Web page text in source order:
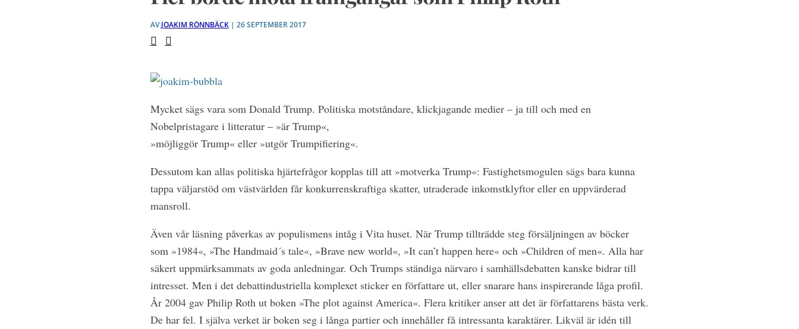
AVJOAKIM RÖNNBÄCK| 26 SEPTEMBER 2017
Mycket sägs vara som Donald Trump. Politiska motståndare, klickjagande medier – ja till och med en
Nobelpristagare i litteratur – »är Trump«,
»möjliggör Trump« eller »utgör Trumpifiering«.
Dessutom kan allas politiska hjärtefrågor kopplas till att »motverka Trump«: Fastighetsmogulen sägs bara kunna
tappa väljarstöd om västvärlden får konkurrenskraftiga skatter, utraderade inkomstklyftor eller en uppvärderad
mansroll.
Även vår läsning påverkas av populismens intåg i Vita huset. När Trump tillträdde steg försäljningen av böcker
som »1984«, »The Handmaid´s tale«, »Brave new world«, »It can’t happen here« och »Children of men«. Alla har
säkert uppmärksammats av goda anledningar. Och Trumps ständiga närvaro i samhällsdebatten kanske bidrar till
intresset. Men i det debattindustriella komplexet sticker en författare ut, eller snarare hans inspirerande låga profil.
År 2004 gav Philip Roth ut boken »The plot against America«. Flera kritiker anser att det är författarens bästa verk.
De har fel. I själva verket är boken seg i långa partier och innehåller få intressanta karaktärer. Likväl är idén till